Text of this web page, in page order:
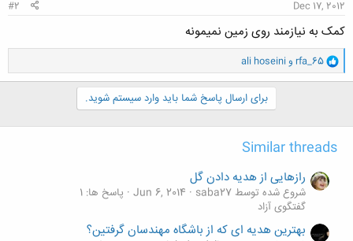
Dec 17, 2012
#2
کمک به نیازمند روی زمین نمیمونه
و
ا
ک
:
rfa_65 و ali hoseini
برای ارسال پاسخ شما باید وارد سیستم شوید.
Similar threads
رازهایی از هدیه دادن گل
شروع شده توسط saba27 Jun 6, 2014 پاسخ ها: 1
گفتگوی آزاد
بهترین هدیه ای که از باشگاه مهندسان گرفتین؟